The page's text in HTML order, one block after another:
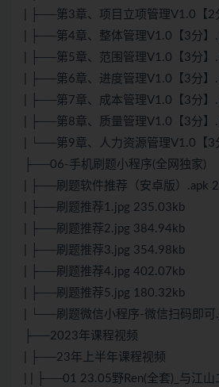
| ├──第3章、项目立项管理V1.0【2
| ├──第4章、整体管理V1.0【3分】
| ├──第5章、范围管理V1.0【3分】
| ├──第6章、进度管理V1.0【3分】
| ├──第7章、成本管理V1.0【3分】
| ├──第8章、质量管理V1.0【3分】
| └──第9章、人力资源管理V1.0【3
├──06-手机刷题小程序(全网独家)
| ├──刷题软件推荐（安卓版）.apk
| ├──刷题推荐1.jpg 235.03kb
| ├──刷题推荐2.jpg 384.94kb
| ├──刷题推荐3.jpg 354.98kb
| ├──刷题推荐4.jpg 402.07kb
| ├──刷题推荐5.jpg 180.32kb
| └──刷题微信小程序-微信扫码即
├──2023年课程视频
| ├──23年上半年课程视频
| | ├──01 23.05野Ren(全套)_与江山